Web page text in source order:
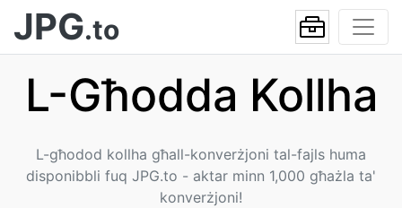
JPG.to
L-Għodda Kollha
L-għodod kollha għall-konverżjoni tal-fajls huma
disponibbli fuq JPG.to - aktar minn 1,000 għażla ta'
konverżjoni!